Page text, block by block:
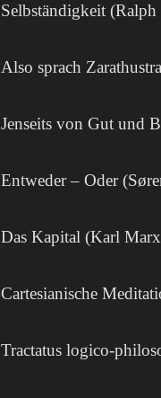
Selbständigkeit
Also sprach
Jenseits von Gut und
Entweder – Oder
Das Kapital (Karl
Cartesianische
Tractatus logico-